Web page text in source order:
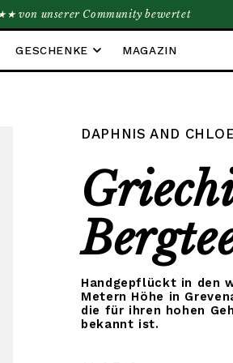
ZUM INHALT
von unserer Community bewertet
GESCHENKE MAGAZIN
DAPHNIS AND CHLOE
Handgepflückt in den
Metern Höhe in
die für ihren hohen
bekannt ist.